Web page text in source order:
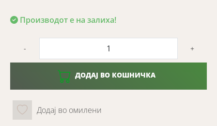
Производот е на залиха!
- +
ДОДАЈ ВО КОШНИЧКА
Додај во омилени